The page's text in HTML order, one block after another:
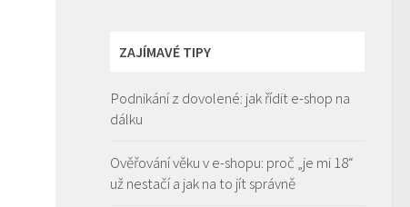
ZAJÍMAVÉ TIPY
Podnikání z dovolené: jak řídit e-shop na
dálku
Ověřování věku v e-shopu: proč „je mi 18“
už nestačí a jak na to jít správně